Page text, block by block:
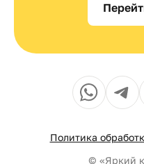
Политика
© «Яркий